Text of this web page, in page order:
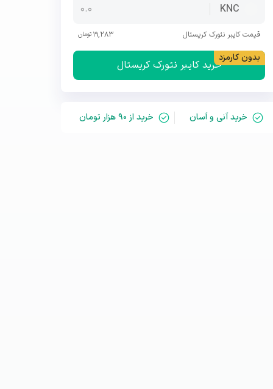
KNC
قیمتکایبر نتورک کریستال 19,283 تومان
خرید کایبر نتورک کریستال
خرید آنی و آسان خرید از ۹۰ هزار تومان